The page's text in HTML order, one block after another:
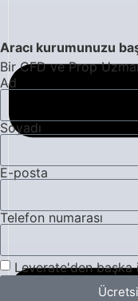
Aracı kurumunuzu
Bir CFD ve Prop
Ad
Soyadı
E-posta
Telefon numarası
Leverate'den başka